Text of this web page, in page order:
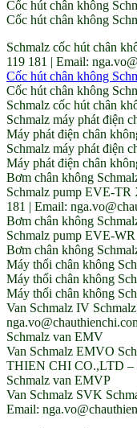
Cốc hút chân không
Cốc hút chân không
Schmalz cốc hút chân
119 181 | Email:
Cốc hút chân không
Cốc hút chân không
Schmalz cốc hút chân
Schmalz máy phát điện
Máy phát điện chân
Schmalz máy phát điện
Máy phát điện chân
Bơm chân không
Schmalz pump EVE-TR
181 | Email:
Bơm chân không
Schmalz pump EVE-WR
Bơm chân không
Máy thổi chân không
Máy thổi chân không
Máy thổi chân không
Van Schmalz IV
Schmalz van EMV
Van Schmalz EMVO
THIEN CHI CO.,LTD –
Schmalz van EMVP
Van Schmalz SVK
Email: